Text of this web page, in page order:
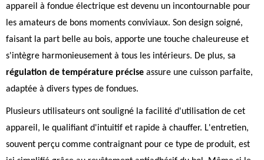
appareil à fondue électrique est devenu un incontournable pour
les amateurs de bons moments conviviaux. Son design soigné,
faisant la part belle au bois, apporte une touche chaleureuse et
s'intègre harmonieusement à tous les intérieurs. De plus, sa
régulation de température précise assure une cuisson parfaite,
adaptée à divers types de fondues.
Plusieurs utilisateurs ont souligné la facilité d'utilisation de cet
appareil, le qualifiant d'intuitif et rapide à chauffer. L'entretien,
souvent perçu comme contraignant pour ce type de produit, est